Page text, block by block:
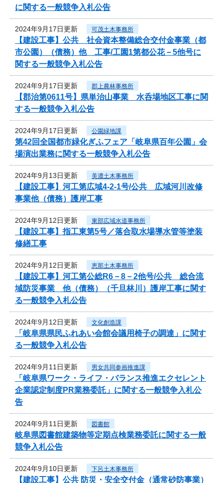
に関する一般競争入札公告
2024年9月17日更新 可茂土木事務所
【建設工事】公共 社会資本整備総合交付金事業（都
市公園）（債務）他 工事/工園1第都公花－5他号に
関する一般競争入札公告
2024年9月17日更新 郡上農林事務所
【郡治第0611号】県単治山事業 水呑場地区工事に関
する一般競争入札公告
2024年9月17日更新 公園緑地課
第42回全国都市緑化ぎふフェア「岐阜県百年公園」会
場演出業務に関する一般競争入札公告
2024年9月13日更新 美濃土木事務所
【建設工事】河工第広域4-2-1号/公共 広域河川改修
事業他（債務）護岸工事
2024年9月12日更新 東部広域水道事務所
【建設工事】指工東第5号／落合取水場導水管等塗装
修繕工事
2024年9月12日更新 恵那土木事務所
【建設工事】河工第公総R6－8－2他号/公共 総合流
域防災事業 他（債務）（千旦林川）護岸工事に関す
る一般競争入札公告
2024年9月12日更新 文化創造課
「岐阜県県民ふれあい会館会議用椅子の調達」に関す
る一般競争入札公告
2024年9月11日更新 男女共同参画推進課
「岐阜県ワーク・ライフ・バランス推進エクセレント
企業認定制度PR業務委託」に関する一般競争入札公
告
2024年9月11日更新 図書館
岐阜県図書館建築物等定期点検業務委託に関する一般
競争入札公告
2024年9月10日更新 下呂土木事務所
【建設工事】公共 防災・安全交付金（通常砂防事業）